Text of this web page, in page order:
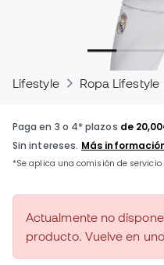
Lifestyle Ropa Lifestyle
Actualmente no
producto. Vuelve en